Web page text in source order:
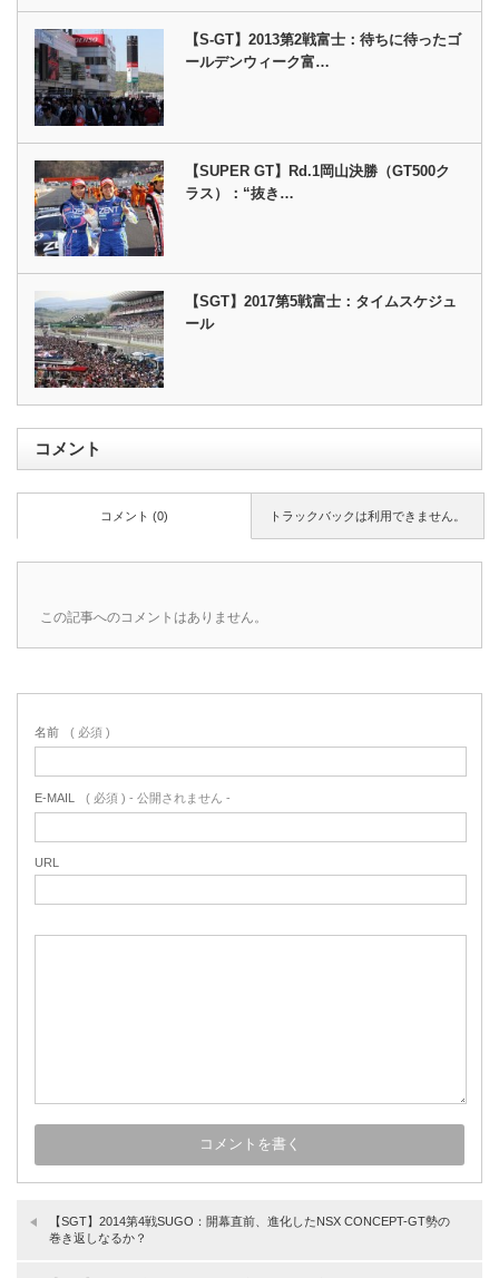
【S-GT】2013第2戦富士：待ちに待ったゴ
ールデンウィーク富…
【SUPER GT】Rd.1岡山決勝（GT500ク
ラス）：“抜き…
【SGT】2017第5戦富士：タイムスケジュ
ール
コメント
トラックバックは利用できません。
コメント (0)
この記事へのコメントはありません。
名前 ( 必須 )
E-MAIL ( 必須 ) - 公開されません -
URL
【SGT】2014第4戦SUGO：開幕直前、進化したNSX CONCEPT-GT勢の
巻き返しなるか？